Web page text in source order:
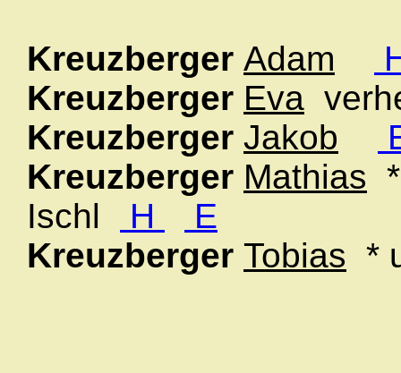
Kreuzberger Adam
Kreuzberger Eva
Kreuzberger Jakob
Kreuzberger Mathias
Ischl
H
E
Kreuzberger Tobias *